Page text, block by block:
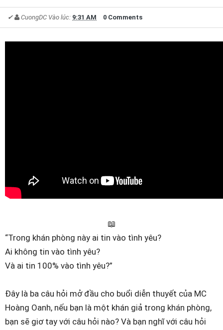
✔ CuongDC Vào lúc: 9:31 AM 0 Comments
📖
“Trong khán phòng này ai tin vào tình yêu?
Ai không tin vào tình yêu?
Và ai tin 100% vào tình yêu?”
Đây là ba câu hỏi mở đầu cho buổi diễn thuyết của MC
Hoàng Oanh, nếu bạn là một khán giả trong khán phòng,
bạn sẽ giơ tay với câu hỏi nào? Và bạn nghĩ với câu hỏi